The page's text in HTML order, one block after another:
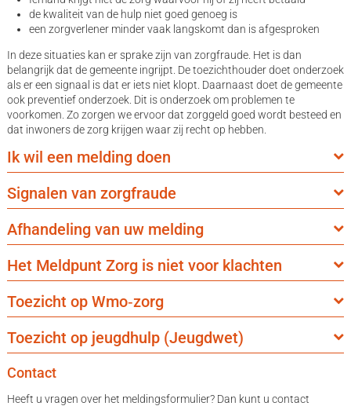
de kwaliteit van de hulp niet goed genoeg is
een zorgverlener minder vaak langskomt dan is afgesproken
In deze situaties kan er sprake zijn van zorgfraude. Het is dan
belangrijk dat de gemeente ingrijpt. De toezichthouder doet onderzoek
als er een signaal is dat er iets niet klopt. Daarnaast doet de gemeente
ook preventief onderzoek. Dit is onderzoek om problemen te
voorkomen. Zo zorgen we ervoor dat zorggeld goed wordt besteed en
dat inwoners de zorg krijgen waar zij recht op hebben.
Ik wil een melding doen
Signalen van zorgfraude
Afhandeling van uw melding
Het Meldpunt Zorg is niet voor klachten
Toezicht op Wmo‑zorg
Toezicht op jeugdhulp (Jeugdwet)
Contact
Heeft u vragen over het meldingsformulier? Dan kunt u contact